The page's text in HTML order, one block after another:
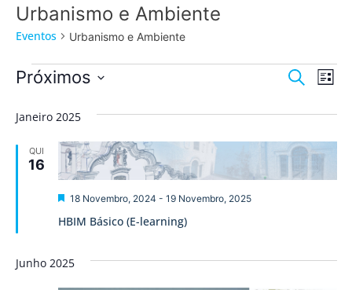
Urbanismo e Ambiente
Eventos Urbanismo e Ambiente
de
e
Pesquisar
de
Lista
Próximos
data.
Janeiro 2025
QUI
16
HBIM Básico (E-learning)
Destaque
18 Novembro, 2024 - 19 Novembro, 2025
Junho 2025